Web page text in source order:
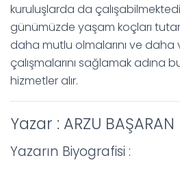
kuruluşlarda da
günümüzde yaşam koçları
daha mutlu olmalarını ve daha
çalışmalarını sağlamak adına
hizmetler alır.
Yazar : ARZU BAŞARAN
Yazarın Biyografisi :